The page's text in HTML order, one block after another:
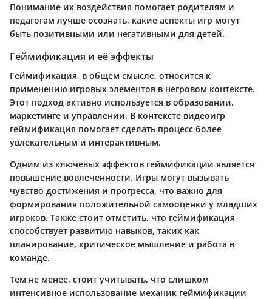
Понимание их воздействия помогает родителям и
педагогам лучше осознать, какие аспекты игр могут
быть позитивными или негативными для детей.
Геймификация и её эффекты
Геймификация, в общем смысле, относится к
применению игровых элементов в негровом контексте.
Этот подход активно используется в образовании,
маркетинге и управлении. В контексте видеоигр
геймификация помогает сделать процесс более
увлекательным и интерактивным.
Одним из ключевых эффектов геймификации является
повышение вовлеченности. Игры могут вызывать
чувство достижения и прогресса, что важно для
формирования положительной самооценки у младших
игроков. Также стоит отметить, что геймификация
способствует развитию навыков, таких как
планирование, критическое мышление и работа в
команде.
Тем не менее, стоит учитывать, что слишком
интенсивное использование механик геймификации